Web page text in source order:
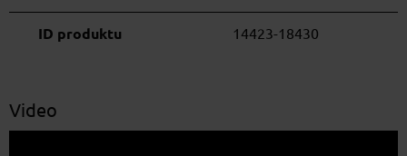
ID produktu 14423-18430
Video